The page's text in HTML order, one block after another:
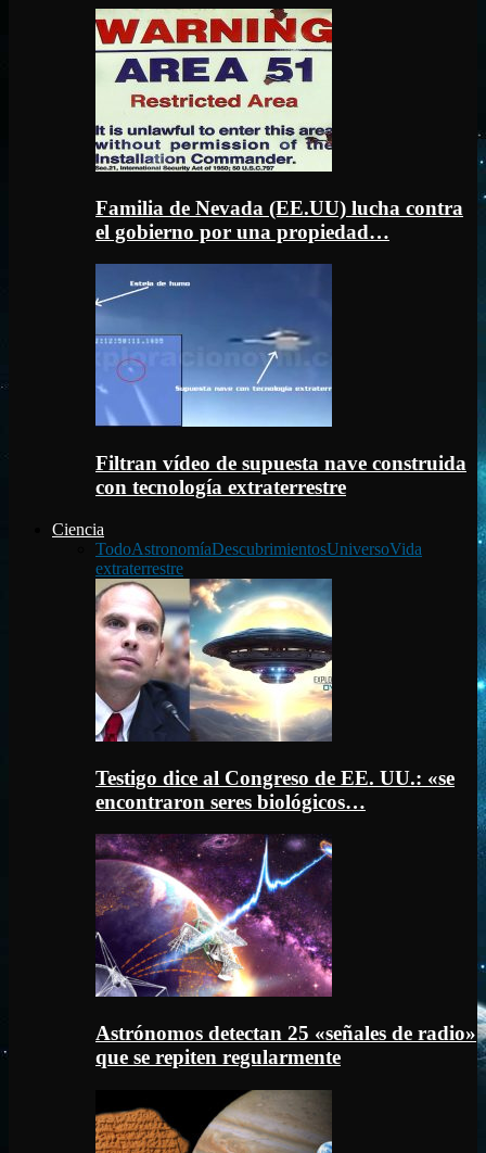
Familia de Nevada (EE.UU) lucha contra
el gobierno por una propiedad…
Filtran vídeo de supuesta nave construida
con tecnología extraterrestre
Ciencia
TodoAstronomíaDescubrimientosUniversoVida
extraterrestre
Testigo dice al Congreso de EE. UU.: «se
encontraron seres biológicos…
Astrónomos detectan 25 «señales de radio»
que se repiten regularmente